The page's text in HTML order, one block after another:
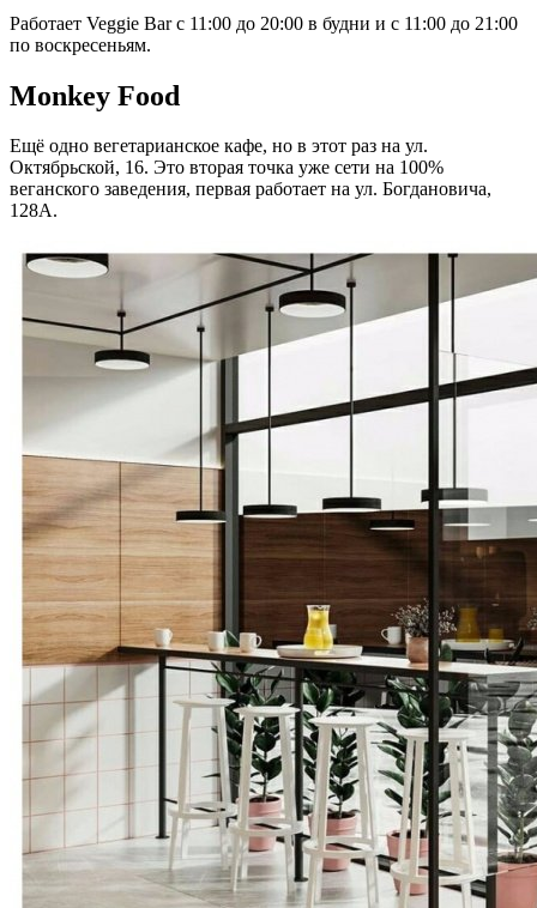
Работает Veggie Bar с 11:00 до 20:00 в будни и с 11:00 до 21:00
по воскресеньям.
Monkey Food
Ещё одно вегетарианское кафе, но в этот раз на ул.
Октябрьской, 16. Это вторая точка уже сети на 100%
веганского заведения, первая работает на ул. Богдановича,
128А.